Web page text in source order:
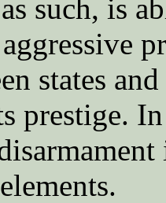
such, is
states
prestige.